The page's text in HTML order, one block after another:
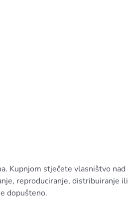
Kupnjom stječete vlasništvo nad
reproduciranje, distribuiranje ili
dopušteno.